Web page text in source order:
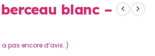
blanc –
a pas encore d’avis. )